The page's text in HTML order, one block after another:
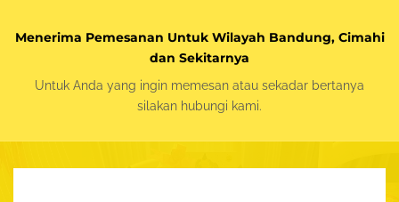
Menerima Pemesanan Untuk Wilayah Bandung, Cimahi
dan Sekitarnya
Untuk Anda yang ingin memesan atau sekadar bertanya
silakan hubungi kami.